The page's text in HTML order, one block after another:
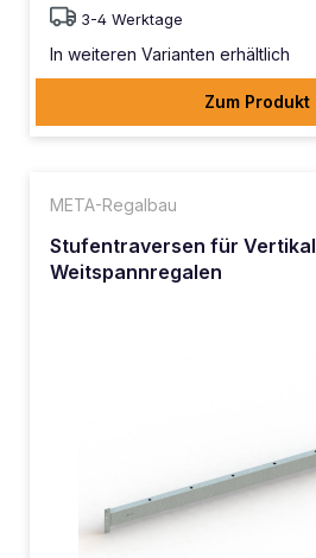
3-4 Werktage
In weiteren Varianten erhältlich
Zum Produkt
META-Regalbau
Stufentraversen für
Weitspannregalen